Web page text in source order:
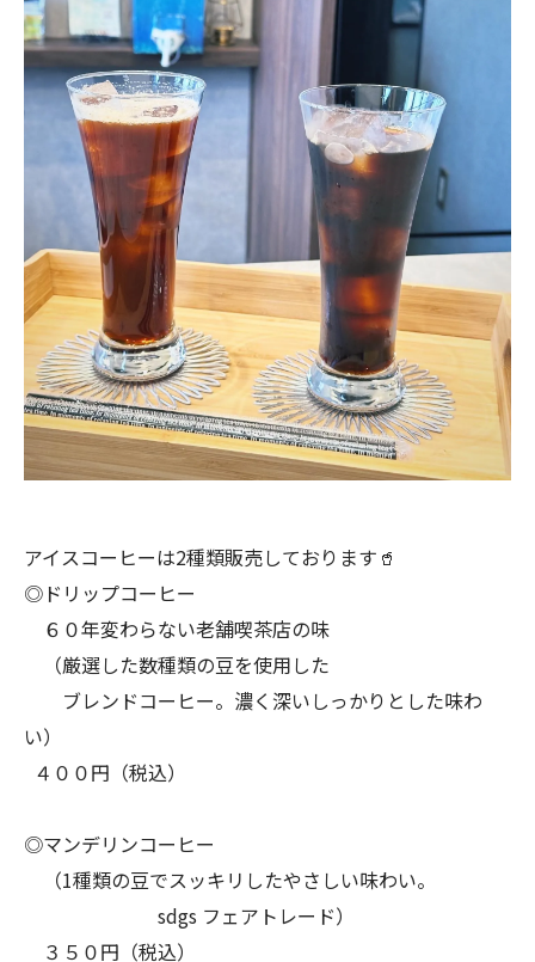
アイスコーヒーは2種類販売しております🥤
◎ドリップコーヒー
６０年変わらない老舗喫茶店の味
（厳選した数種類の豆を使用した
ブレンドコーヒー。濃く深いしっかりとした味わ
い）
４００円（税込）
◎マンデリンコーヒー
（1種類の豆でスッキリしたやさしい味わい。
sdgs フェアトレード）
３５０円（税込）